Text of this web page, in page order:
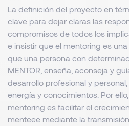
La definición del proyecto en
clave para dejar claras las
compromisos de todos los
e insistir que el mentoring es
que una persona con
MENTOR, enseña, aconseja y
desarrollo profesional y
energía y conocimientos. Por
mentoring es facilitar el
menteee mediante la